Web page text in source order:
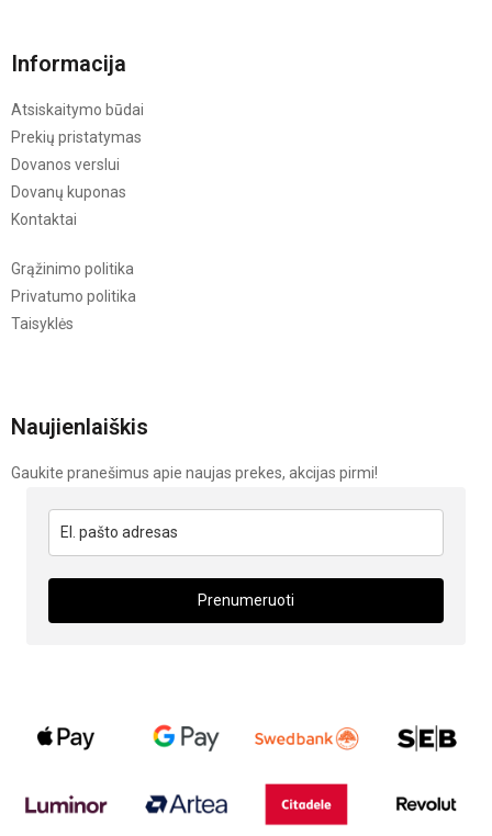
Informacija
Atsiskaitymo būdai
Prekių pristatymas
Dovanos verslui
Dovanų kuponas
Kontaktai
Grąžinimo politika
Privatumo politika
Taisyklės
Naujienlaiškis
Gaukite pranešimus apie naujas prekes, akcijas pirmi!
Prenumeruoti